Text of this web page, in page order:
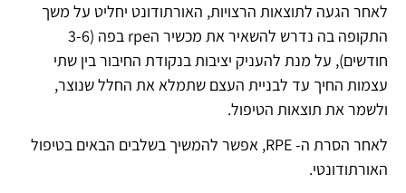
לאחר הגעה לתוצאות הרצויות, האורתודונט יחליט על משך
התקופה בה נדרש להשאיר את מכשיר הrpe בפה (3-6
חודשים), על מנת להעניק יציבות בנקודת החיבור בין שתי
עצמות החיך עד לבניית העצם שתמלא את החלל שנוצר,
ולשמר את תוצאות הטיפול.
לאחר הסרת ה- RPE, אפשר להמשיך בשלבים הבאים בטיפול
האורתודונטי.